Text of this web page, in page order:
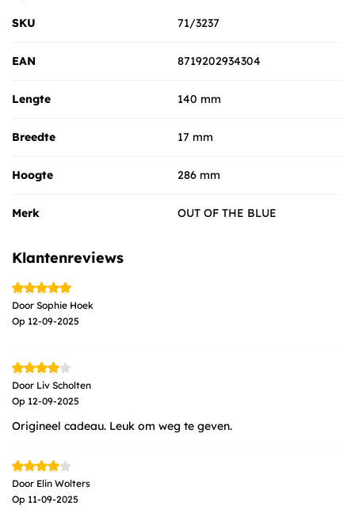
Pizzasnijder snijd je elke pizza alsof het niets is. De
houten handvat maakt dit de perfecte tool voor de
hebt, deze pizzasnijder klief erdoorheen zonder moeite.
Dit is niet zomaar een pizzasnijder; het is een statement in je
kwaliteit en efficiëntie. Deze Hakbijl Pizzasnijder is ook het
maken of gewoon genieten van een goede vlaai of taart.
Kenmerken van de Hakbijl Pizzasnijder
Goede kwaliteit voor langdurig gebruik
Ideaal cadeau voor mannen
RVS snijvlak voor scherpe en rechte sneden
Materiaal: Hout / RVS / Plastic
Gewicht: 100 gram
Afmetingen: 21 x 11 x 1,5 cm
Klantenreviews
Door Sophie Hoek
Op 12-09-2025
Door Liv Scholten
Op 12-09-2025
Origineel cadeau. Leuk om weg te geven.
Door Elin Wolters
Op 11-09-2025
SKU 71/3237
EAN 8719202934304
Lengte 140 mm
Breedte 17 mm
Hoogte 286 mm
Merk OUT OF THE BLUE